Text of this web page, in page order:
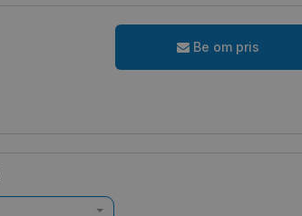
Be om pris